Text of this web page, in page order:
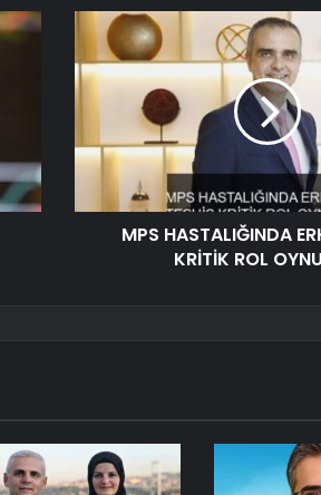
MPS HASTALIĞINDA
KRİTİK ROL